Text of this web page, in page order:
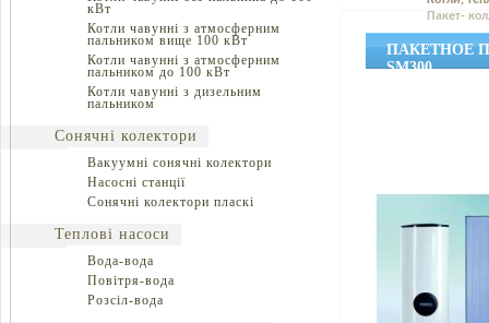
кВт
Котли чавунні з атмосферним
пальником вище 100 кВт
Котли чавунні з атмосферним
пальником до 100 кВт
Котли чавунні з дизельним
пальником
Сонячні колектори
Вакуумні сонячні колектори
Насосні станції
Сонячні колектори пласкі
Теплові насоси
Вода-вода
Повітря-вода
Розсіл-вода
Пакет-
ПАКЕТНОЕ
SM300